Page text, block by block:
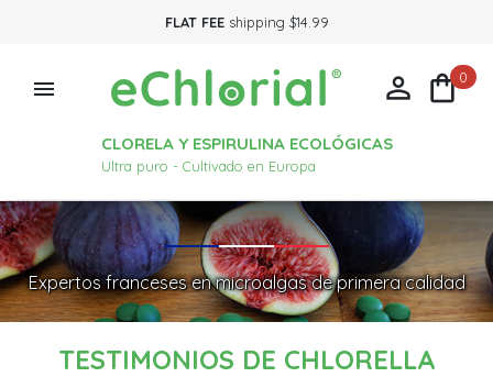
FLAT FEEshipping $14.99

CLORELA Y ESPIRULINA ECOLÓGICAS
Ultra puro - Cultivado en Europa
 0
Expertos franceses en microalgas de primera calidad
TESTIMONIOS DE CHLORELLA